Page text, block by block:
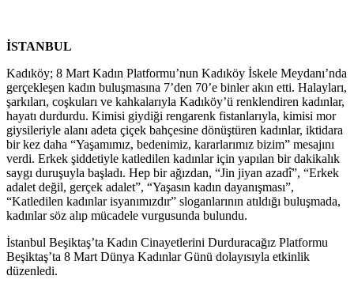
İSTANBUL
Kadıköy; 8 Mart Kadın Platformu’nun Kadıköy İskele Meydanı’nda
gerçekleşen kadın buluşmasına 7’den 70’e binler akın etti. Halayları,
şarkıları, coşkuları ve kahkalarıyla Kadıköy’ü renklendiren kadınlar,
hayatı durdurdu. Kimisi giydiği rengarenk fistanlarıyla, kimisi mor
giysileriyle alanı adeta çiçek bahçesine dönüştüren kadınlar, iktidara
bir kez daha “Yaşamımız, bedenimiz, kararlarımız bizim” mesajını
verdi. Erkek şiddetiyle katledilen kadınlar için yapılan bir dakikalık
saygı duruşuyla başladı. Hep bir ağızdan, “Jin jiyan azadî”, “Erkek
adalet değil, gerçek adalet”, “Yaşasın kadın dayanışması”,
“Katledilen kadınlar isyanımızdır” sloganlarının atıldığı buluşmada,
kadınlar söz alıp mücadele vurgusunda bulundu.
İstanbul Beşiktaş’ta Kadın Cinayetlerini Durduracağız Platformu
Beşiktaş’ta 8 Mart Dünya Kadınlar Günü dolayısıyla etkinlik
düzenledi.